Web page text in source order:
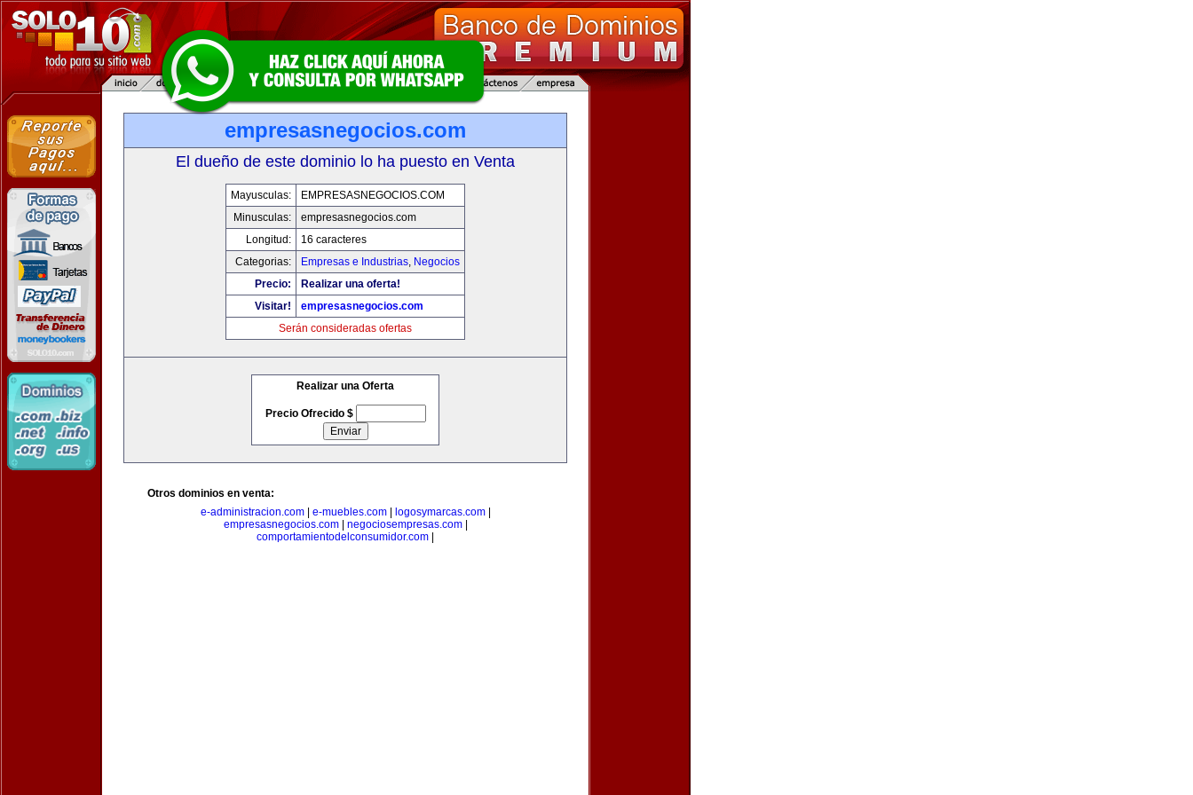
empresasnegocios.com
El dueño de este dominio lo ha puesto en Venta
Mayusculas:
EMPRESASNEGOCIOS.COM
Minusculas:
empresasnegocios.com
Longitud:
16 caracteres
Categorias:
Empresas e Industrias, Negocios
Precio:
Realizar una oferta!
Visitar!
empresasnegocios.com
Serán consideradas ofertas
Realizar una Oferta
Precio Ofrecido $
Otros dominios en venta:
e-administracion.com| e-muebles.com| logosymarcas.com|
empresasnegocios.com| negociosempresas.com|
comportamientodelconsumidor.com